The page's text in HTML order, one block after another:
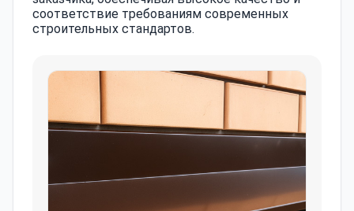
соответствие требованиям современных
строительных стандартов.